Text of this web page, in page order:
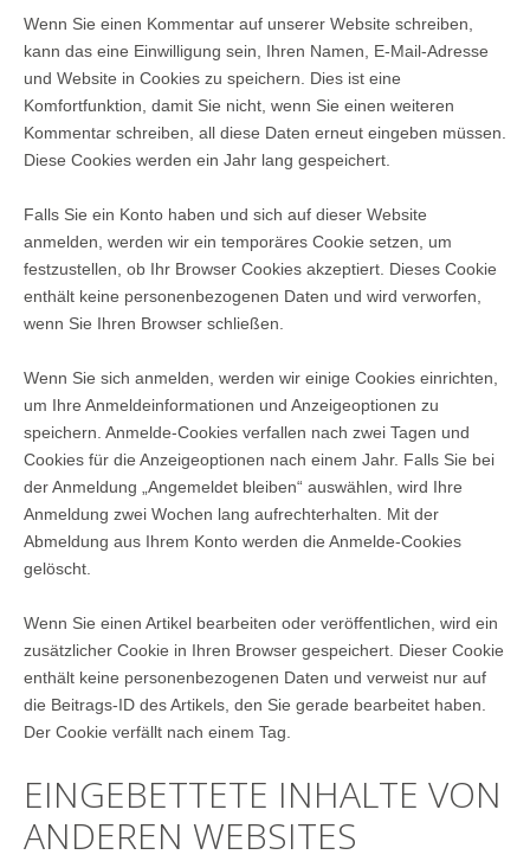
Wenn Sie einen Kommentar auf unserer Website schreiben,
kann das eine Einwilligung sein, Ihren Namen, E-Mail-Adresse
und Website in Cookies zu speichern. Dies ist eine
Komfortfunktion, damit Sie nicht, wenn Sie einen weiteren
Kommentar schreiben, all diese Daten erneut eingeben müssen.
Diese Cookies werden ein Jahr lang gespeichert.
Falls Sie ein Konto haben und sich auf dieser Website
anmelden, werden wir ein temporäres Cookie setzen, um
festzustellen, ob Ihr Browser Cookies akzeptiert. Dieses Cookie
enthält keine personenbezogenen Daten und wird verworfen,
wenn Sie Ihren Browser schließen.
Wenn Sie sich anmelden, werden wir einige Cookies einrichten,
um Ihre Anmeldeinformationen und Anzeigeoptionen zu
speichern. Anmelde-Cookies verfallen nach zwei Tagen und
Cookies für die Anzeigeoptionen nach einem Jahr. Falls Sie bei
der Anmeldung „Angemeldet bleiben“ auswählen, wird Ihre
Anmeldung zwei Wochen lang aufrechterhalten. Mit der
Abmeldung aus Ihrem Konto werden die Anmelde-Cookies
gelöscht.
Wenn Sie einen Artikel bearbeiten oder veröffentlichen, wird ein
zusätzlicher Cookie in Ihren Browser gespeichert. Dieser Cookie
enthält keine personenbezogenen Daten und verweist nur auf
die Beitrags-ID des Artikels, den Sie gerade bearbeitet haben.
Der Cookie verfällt nach einem Tag.
EINGEBETTETE INHALTE VON
ANDEREN WEBSITES